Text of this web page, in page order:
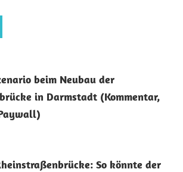
beim Neubau der
in Darmstadt (Kommentar,
So könnte der